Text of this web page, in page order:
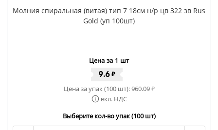
Молния спиральная (витая) тип 7 18см н/р цв 322 зв Rus
Gold (уп 100шт)
Цена за 1 шт
9.6 ₽
Цена за упак (100 шт):960.09₽
вкл. НДС
Выберите кол-во упак (100 шт)